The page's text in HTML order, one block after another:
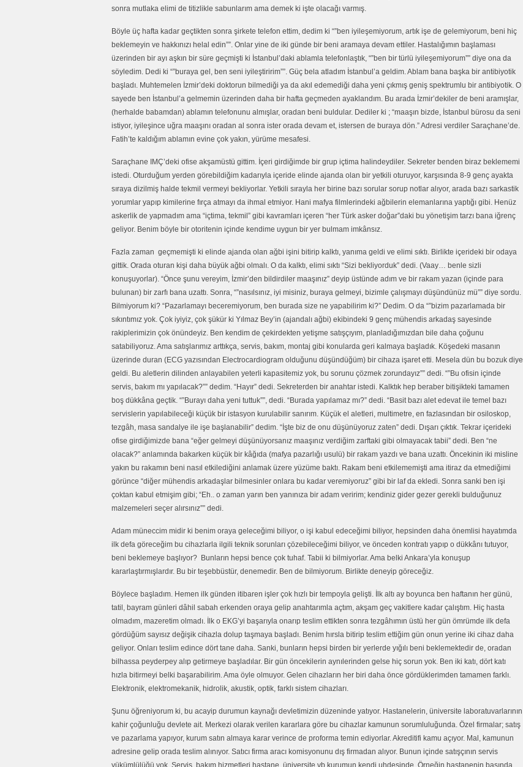
sonra mutlaka elimi de titizlikle sabunlarım ama demek ki işte olacağı varmış.
Böyle üç hafta kadar geçtikten sonra şirkete telefon ettim, dedim ki “”ben iyileşemiyorum, artık işe de gelemiyorum, beni hiç
beklemeyin ve hakkınızı helal edin””. Onlar yine de iki günde bir beni aramaya devam ettiler. Hastalığımın başlaması
üzerinden bir ayı aşkın bir süre geçmişti ki İstanbul’daki ablamla telefonlaştık, “”ben bir türlü iyileşemiyorum”” diye ona da
söyledim. Dedi ki “”buraya gel, ben seni iyileştiririm””. Güç bela atladım İstanbul’a geldim. Ablam bana başka bir antibiyotik
başladı. Muhtemelen İzmir’deki doktorun bilmediği ya da akıl edemediği daha yeni çıkmış geniş spektrumlu bir antibiyotik. O
sayede ben İstanbul’a gelmemin üzerinden daha bir hafta geçmeden ayaklandım. Bu arada İzmir’dekiler de beni aramışlar,
(herhalde babamdan) ablamın telefonunu almışlar, oradan beni buldular. Dediler ki ; “maaşın bizde, İstanbul bürosu da seni
istiyor, iyileşince uğra maaşını oradan al sonra ister orada devam et, istersen de buraya dön.” Adresi verdiler Saraçhane’de.
Fatih’te kaldığım ablamın evine çok yakın, yürüme mesafesi.
Saraçhane IMÇ’deki ofise akşamüstü gittim. İçeri girdiğimde bir grup içtima halindeydiler. Sekreter benden biraz beklememi
istedi. Oturduğum yerden görebildiğim kadarıyla içeride elinde ajanda olan bir yetkili oturuyor, karşısında 8-9 genç ayakta
sıraya dizilmiş halde tekmil vermeyi bekliyorlar. Yetkili sırayla her birine bazı sorular sorup notlar alıyor, arada bazı sarkastik
yorumlar yapıp kimilerine fırça atmayı da ihmal etmiyor. Hani mafya filmlerindeki ağbilerin elemanlarına yaptığı gibi. Henüz
askerlik de yapmadım ama “içtima, tekmil” gibi kavramları içeren “her Türk asker doğar”daki bu yönetişim tarzı bana iğrenç
geliyor. Benim böyle bir otoritenin içinde kendime uygun bir yer bulmam imkânsız.
Fazla zaman geçmemişti ki elinde ajanda olan ağbi işini bitirip kalktı, yanıma geldi ve elimi sıktı. Birlikte içerideki bir odaya
gittik. Orada oturan kişi daha büyük ağbi olmalı. O da kalktı, elimi sıktı “Sizi bekliyorduk” dedi. (Vaay… benle sizli
konuşuyorlar). “Önce şunu vereyim, İzmir’den bildirdiler maaşınız” deyip üstünde adım ve bir rakam yazan (içinde para
bulunan) bir zarfı bana uzattı. Sonra, “”nasılsınız, iyi misiniz, buraya gelmeyi, bizimle çalışmayı düşündünüz mü”” diye sordu.
Bilmiyorum ki? “Pazarlamayı beceremiyorum, ben burada size ne yapabilirim ki?” Dedim. O da “”bizim pazarlamada bir
sıkıntımız yok. Çok iyiyiz, çok şükür ki Yılmaz Bey’in (ajandalı ağbi) ekibindeki 9 genç mühendis arkadaş sayesinde
rakiplerimizin çok önündeyiz. Ben kendim de çekirdekten yetişme satışçıyım, planladığımızdan bile daha çoğunu
satabiliyoruz. Ama satışlarımız arttıkça, servis, bakım, montaj gibi konularda geri kalmaya başladık. Köşedeki masanın
üzerinde duran (ECG yazısından Electrocardiogram olduğunu düşündüğüm) bir cihaza işaret etti. Mesela dün bu bozuk diye
geldi. Bu aletlerin dilinden anlayabilen yeterli kapasitemiz yok, bu sorunu çözmek zorundayız”” dedi. “”Bu ofisin içinde
servis, bakım mı yapılacak?”” dedim. “Hayır” dedi. Sekreterden bir anahtar istedi. Kalktık hep beraber bitişikteki tamamen
boş dükkâna geçtik. “”Burayı daha yeni tuttuk””, dedi. “Burada yapılamaz mı?” dedi. “Basit bazı alet edevat ile temel bazı
servislerin yapılabileceği küçük bir istasyon kurulabilir sanırım. Küçük el aletleri, multimetre, en fazlasından bir osiloskop,
tezgâh, masa sandalye ile işe başlanabilir” dedim. “İşte biz de onu düşünüyoruz zaten” dedi. Dışarı çıktık. Tekrar içerideki
ofise girdiğimizde bana “eğer gelmeyi düşünüyorsanız maaşınız verdiğim zarftaki gibi olmayacak tabii” dedi. Ben “ne
olacak?” anlamında bakarken küçük bir kâğıda (mafya pazarlığı usulü) bir rakam yazdı ve bana uzattı. Öncekinin iki misline
yakın bu rakamın beni nasıl etkilediğini anlamak üzere yüzüme baktı. Rakam beni etkilememişti ama itiraz da etmediğimi
görünce “diğer mühendis arkadaşlar bilmesinler onlara bu kadar veremiyoruz” gibi bir laf da ekledi. Sonra sanki ben işi
çoktan kabul etmişim gibi; “Eh.. o zaman yarın ben yanınıza bir adam veririm; kendiniz gider gezer gerekli bulduğunuz
malzemeleri seçer alırsınız”” dedi.
Adam müneccim midir ki benim oraya geleceğimi biliyor, o işi kabul edeceğimi biliyor, hepsinden daha önemlisi hayatımda
ilk defa göreceğim bu cihazlarla ilgili teknik sorunları çözebileceğimi biliyor, ve önceden kontratı yapıp o dükkânı tutuyor,
beni beklemeye başlıyor? Bunların hepsi bence çok tuhaf. Tabii ki bilmiyorlar. Ama belki Ankara’yla konuşup
kararlaştırmışlardır. Bu bir teşebbüstür, denemedir. Ben de bilmiyorum. Birlikte deneyip göreceğiz.
Böylece başladım. Hemen ilk günden itibaren işler çok hızlı bir tempoyla gelişti. İlk altı ay boyunca ben haftanın her günü,
tatil, bayram günleri dâhil sabah erkenden oraya gelip anahtarımla açtım, akşam geç vakitlere kadar çalıştım. Hiç hasta
olmadım, mazeretim olmadı. İlk o EKG’yi başarıyla onarıp teslim ettikten sonra tezgâhımın üstü her gün ömrümde ilk defa
gördüğüm sayısız değişik cihazla dolup taşmaya başladı. Benim hırsla bitirip teslim ettiğim gün onun yerine iki cihaz daha
geliyor. Onları teslim edince dört tane daha. Sanki, bunların hepsi birden bir yerlerde yığılı beni beklemektedir de, oradan
bilhassa peyderpey alıp getirmeye başladılar. Bir gün öncekilerin aynılerinden gelse hiç sorun yok. Ben iki katı, dört katı
hızla bitirmeyi belki başarabilirim. Ama öyle olmuyor. Gelen cihazların her biri daha önce gördüklerimden tamamen farklı.
Elektronik, elektromekanik, hidrolik, akustik, optik, farklı sistem cihazları.
Şunu öğreniyorum ki, bu acayip durumun kaynağı devletimizin düzeninde yatıyor. Hastanelerin, üniversite laboratuvarlarının
kahir çoğunluğu devlete ait. Merkezi olarak verilen kararlara göre bu cihazlar kamunun sorumluluğunda. Özel firmalar; satış
ve pazarlama yapıyor, kurum satın almaya karar verince de proforma temin ediyorlar. Akreditifi kamu açıyor. Mal, kamunun
adresine gelip orada teslim alınıyor. Satıcı firma aracı komisyonunu dış firmadan alıyor. Bunun içinde satışçının servis
yükümlülüğü yok. Servis, bakım hizmetleri hastane, üniversite vb kurumun kendi uhdesinde. Örneğin hastanenin başında